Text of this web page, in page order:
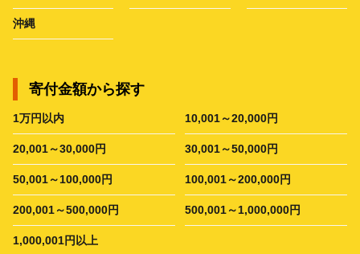
沖縄
寄付金額から探す
1万円以内 10,001～20,000円
20,001～30,000円 30,001～50,000円
50,001～100,000円 100,001～200,000円
200,001～500,000円 500,001～1,000,000円
1,000,001円以上